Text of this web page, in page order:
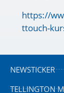
https://
ttouch-
NEWSTICKER
TELLINGTON